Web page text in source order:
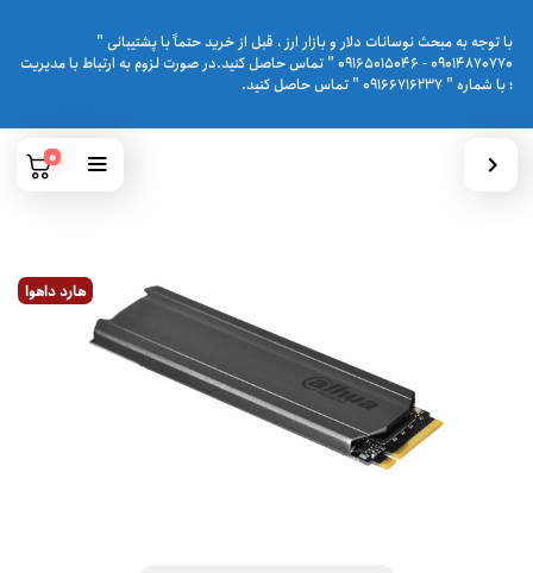
با توجه به مبحث نوسانات دلار و بازار ارز ، قبل از خرید حتماً با پشتیبانی "
09014870770 - 09165015046 " تماس حاصل کنید.در صورت لزوم به ارتباط با مدیریت
؛ با شماره " 09166716237 " تماس حاصل کنید.
0
هارد داهوا